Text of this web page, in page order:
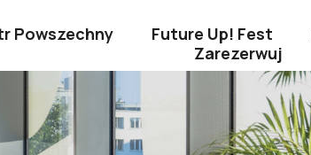
Powszechny Future Up! Fest
Zarezerwuj